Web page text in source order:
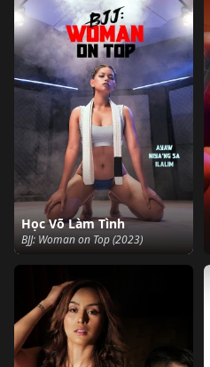
Học Võ Làm Tình
BJJ: Woman on Top (2023)